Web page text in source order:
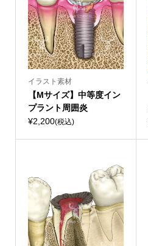
イラスト素材
【Mサイズ】中等度イン
プラント周囲炎
¥2,200(税込)